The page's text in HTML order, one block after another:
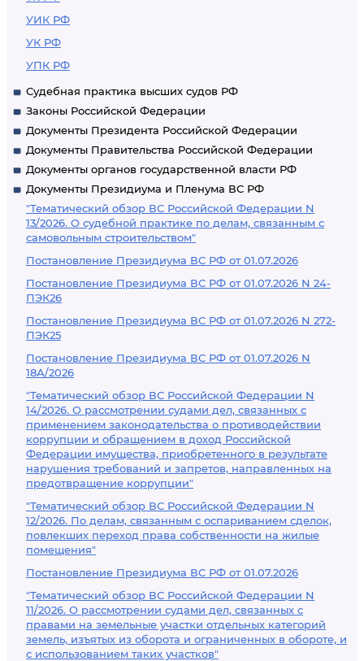
УИК РФ
УК РФ
УПК РФ
Судебная практика высших судов РФ
Законы Российской Федерации
Документы Президента Российской Федерации
Документы Правительства Российской Федерации
Документы органов государственной власти РФ
Документы Президиума и Пленума ВС РФ
"Тематический обзор ВС Российской Федерации N
13/2026. О судебной практике по делам, связанным с
самовольным строительством"
Постановление Президиума ВС РФ от 01.07.2026
Постановление Президиума ВС РФ от 01.07.2026 N 24-
ПЭК26
Постановление Президиума ВС РФ от 01.07.2026 N 272-
ПЭК25
Постановление Президиума ВС РФ от 01.07.2026 N
18А/2026
"Тематический обзор ВС Российской Федерации N
14/2026. О рассмотрении судами дел, связанных с
применением законодательства о противодействии
коррупции и обращением в доход Российской
Федерации имущества, приобретенного в результате
нарушения требований и запретов, направленных на
предотвращение коррупции"
"Тематический обзор ВС Российской Федерации N
12/2026. По делам, связанным с оспариванием сделок,
повлекших переход права собственности на жилые
помещения"
Постановление Президиума ВС РФ от 01.07.2026
"Тематический обзор ВС Российской Федерации N
11/2026. О рассмотрении судами дел, связанных с
правами на земельные участки отдельных категорий
земель, изъятых из оборота и ограниченных в обороте, и
с использованием таких участков"